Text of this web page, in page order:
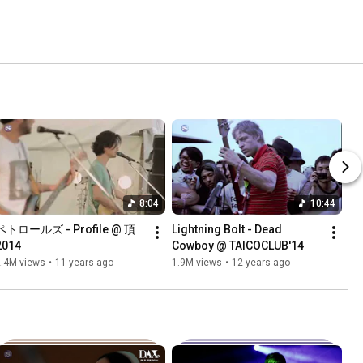
8:04
トロールズ - Profile @ 頂
views • 11 years ago
10:44
Lightning Bolt - Dead
Cowboy @ TAICOCLUB'14
1.9M views • 12 years ago